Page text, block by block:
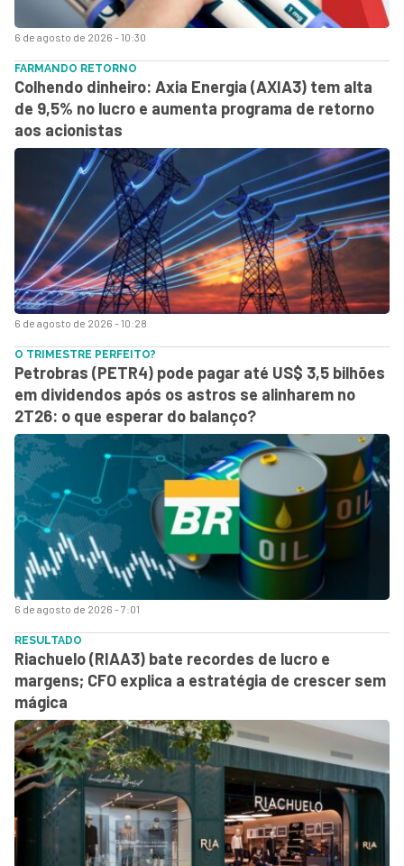
6 de agosto de 2026 - 10:30
6 de agosto de 2026 - 10:28
FARMANDO RETORNO
Colhendo dinheiro: Axia Energia (AXIA3) tem alta
de 9,5% no lucro e aumenta programa de retorno
aos acionistas
6 de agosto de 2026 - 7:01
O TRIMESTRE PERFEITO?
Petrobras (PETR4) pode pagar até US$ 3,5 bilhões
em dividendos após os astros se alinharem no
2T26: o que esperar do balanço?
RESULTADO
Riachuelo (RIAA3) bate recordes de lucro e
margens; CFO explica a estratégia de crescer sem
mágica